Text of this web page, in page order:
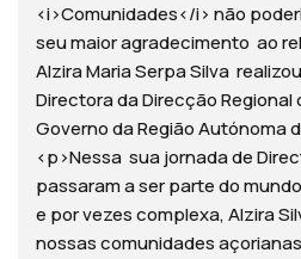
<i>Comunidades</i> não
seu maior agradecimento ao
Alzira Maria Serpa Silva
Directora da Direcção Regional
Governo da Região Autónoma
<p>Nessa sua jornada de
passaram a ser parte do
e por vezes complexa, Alzira
nossas comunidades